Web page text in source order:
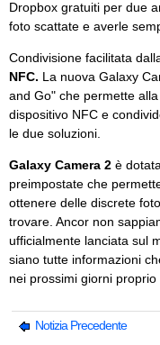
Dropbox gratuiti per due
foto scattate e averle
Condivisione facilitata
NFC. La nuova Galaxy
and Go" che permette
dispositivo NFC e
le due soluzioni.
Galaxy Camera 2 è
preimpostate che
ottenere delle discrete
trovare. Ancor non
ufficialmente lanciata sul
siano tutte informazioni
nei prossimi giorni proprio
Notizia Precedente